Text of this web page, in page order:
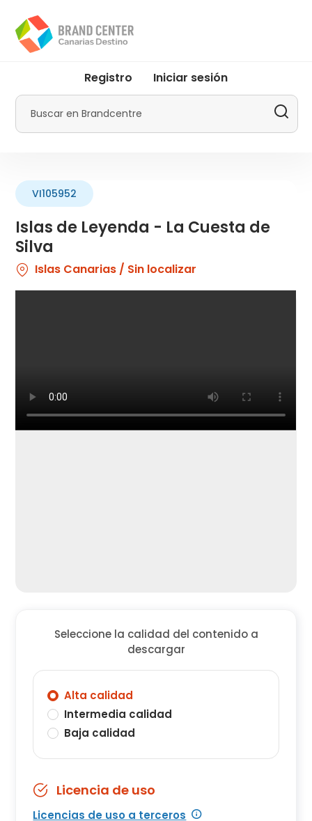
contenido
principal
menu
Promotur
Registro Iniciar sesión
Buscar
Islas de Leyenda - La Cuesta de
Silva
VI105952
Islas Canarias / Sin localizar
Seleccione la calidad del contenido a
descargar
Alta calidad
Intermedia calidad
Baja calidad
Licencia de uso
Licencias de uso a terceros